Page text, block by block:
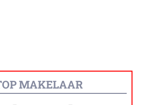
MAKELAAR